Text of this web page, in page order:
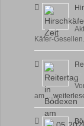
9
Käfer-
27
am …